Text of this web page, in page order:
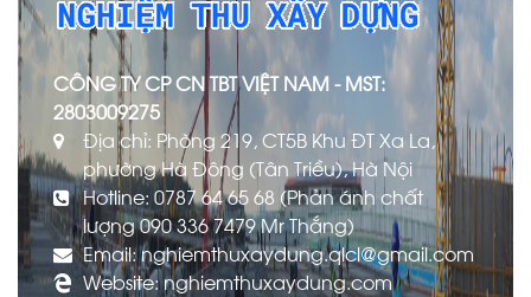
CÔNG TY CP CN TBT VIỆT NAM - MST:
2803009275
Địa chỉ: Phòng 219, CT5B Khu ĐT Xa La,
phường Hà Đông (Tân Triều), Hà Nội
Hotline: 0787 64 65 68 (Phản ánh chất
lượng 090 336 7479 Mr Thắng)
Email: nghiemthuxaydung.qlcl@gmail.com
Website: nghiemthuxaydung.com